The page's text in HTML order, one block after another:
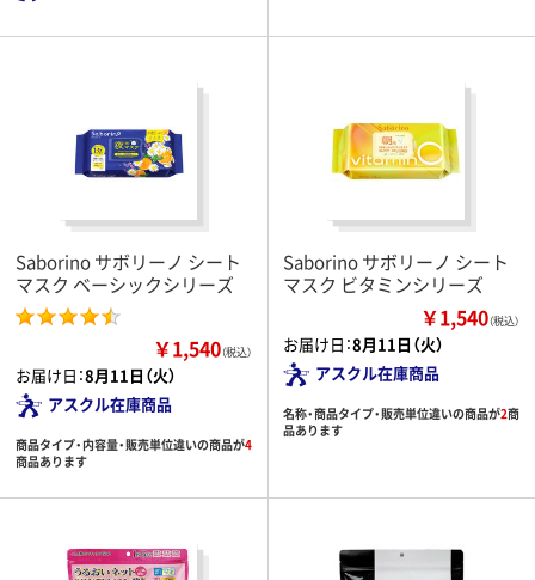
Saborino サボリーノ シート
マスク ベーシックシリーズ
￥1,540（税込）
お届け日：8月11日（火）
アスクル在庫商品
商品タイプ・内容量・販売単位違いの商品が4
商品あります
Saborino サボリーノ シート
マスク ビタミンシリーズ
￥1,540（税込）
お届け日：8月11日（火）
アスクル在庫商品
名称・商品タイプ・販売単位違いの商品が2商
品あります